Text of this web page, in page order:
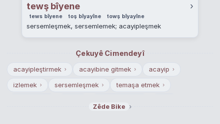
tewş bîyene ›
tews bîyene toş bîyayîne towş bîyayîne
sersemleşmek, sersemlemek; acayipleşmek
Çekuyê Cimendeyî
acayipleştirmek › acayibine gitmek › acayip ›
izlemek › sersemleşmek › temaşa etmek ›
Zêde Bike ›